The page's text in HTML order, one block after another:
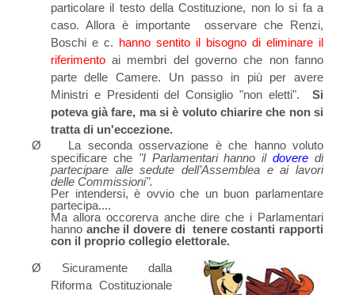
particolare il testo della Costituzione, non lo si fa a
caso. Allora è importante osservare che Renzi,
Boschi e c. hanno sentito il bisogno di eliminare il
riferimentoai membri del governo che non fanno
parte delle Camere. Un passo in più per avere
Ministri e Presidenti del Consiglio "non eletti". Si
poteva già fare, ma si è voluto chiarire che non si
tratta di un'eccezione.
Ø
La seconda osservazione è che hanno voluto
specificare che "I Parlamentari hanno il dovere di
partecipare alle sedute dell’As­semblea e ai lavori
delle Commissioni".
Per intendersi, è ovvio che un buon parlamentare
partecipa....
Ma allora occorerva anche dire che i Parlamentari
hanno anche il dovere di tenere costanti rapporti
con il proprio collegio elettorale.
Ø
Sicuramente dalla
Riforma Costituzionale